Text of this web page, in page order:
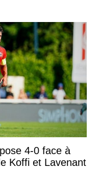
4-0 face à
Koffi et Lavenant